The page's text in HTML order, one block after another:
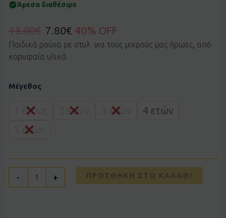
Άμεσα διαθέσιμο
13.00€ 7.80€ 40% OFF
Παιδικά ρούχα με στυλ για τους μικρούς μας ήρωες, από
κορυφαία υλικά
Μέγεθος
1 έτους 2 ετών 3 ετών
4 ετών
5 ετών
-
JOYCE
ποσότητα
+ ΠΡΟΣΘΉΚΗ ΣΤΟ ΚΑΛΆΘΙ